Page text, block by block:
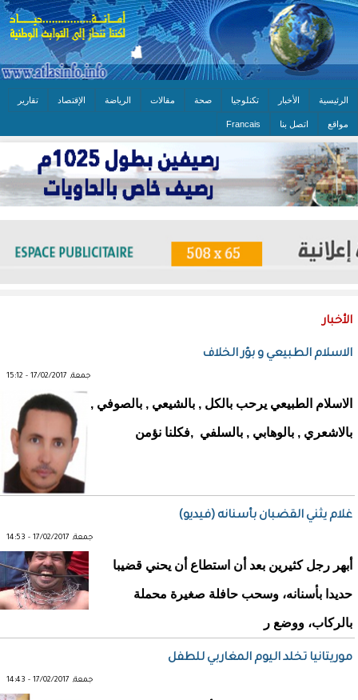
الرئيسية الأخبار تكنلوجيا صحة مقالات الرياضة الإقتصاد تقارير
مواقع اتصل بنا Francais
الأخبار
الاسلام الطبيعي و بؤر الخلاف
جمعة, 17/02/2017 - 15:12
الاسلام الطبيعي يرحب بالكل , بالشيعي , بالصوفي ,
بالاشعري , بالوهابي , بالسلفي ,فكلنا نؤمن
غلام يثني القضبان بأسنانه (فيديو)
جمعة, 17/02/2017 - 14:53
أبهر رجل كثيرين بعد أن استطاع أن يحني قضيبا
حديدا بأسنانه، وسحب حافلة صغيرة محملة
بالركاب، ووضع ر
موريتانيا تخلد اليوم المغاربي للطفل
جمعة, 17/02/2017 - 14:43